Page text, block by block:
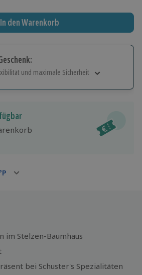
In den Warenkorb
und maximale Sicherheit
Erlebnisse einlösbar.
im Stelzen-Baumhaus
bei Schuster's Spezialitäten